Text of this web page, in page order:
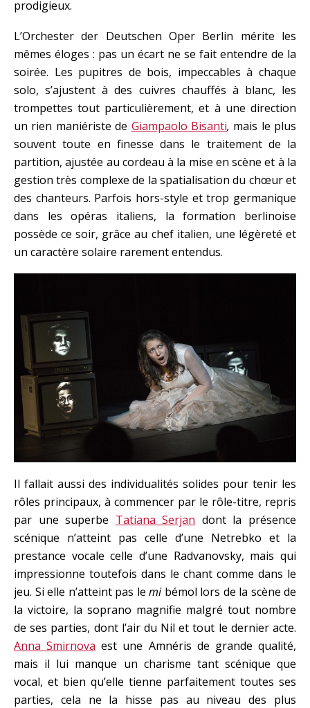
prodigieux.
L’Orchester der Deutschen Oper Berlin mérite les
mêmes éloges : pas un écart ne se fait entendre de la
soirée. Les pupitres de bois, impeccables à chaque
solo, s’ajustent à des cuivres chauffés à blanc, les
trompettes tout particulièrement, et à une direction
un rien maniériste de Giampaolo Bisanti, mais le plus
souvent toute en finesse dans le traitement de la
partition, ajustée au cordeau à la mise en scène et à la
gestion très complexe de la spatialisation du chœur et
des chanteurs. Parfois hors-style et trop germanique
dans les opéras italiens, la formation berlinoise
possède ce soir, grâce au chef italien, une légèreté et
un caractère solaire rarement entendus.
Il fallait aussi des individualités solides pour tenir les
rôles principaux, à commencer par le rôle-titre, repris
par une superbe Tatiana Serjan dont la présence
scénique n’atteint pas celle d’une Netrebko et la
prestance vocale celle d’une Radvanovsky, mais qui
impressionne toutefois dans le chant comme dans le
jeu. Si elle n’atteint pas le mibémol lors de la scène de
la victoire, la soprano magnifie malgré tout nombre
de ses parties, dont l’air du Nil et tout le dernier acte.
Anna Smirnova est une Amnéris de grande qualité,
mais il lui manque un charisme tant scénique que
vocal, et bien qu’elle tienne parfaitement toutes ses
parties, cela ne la hisse pas au niveau des plus